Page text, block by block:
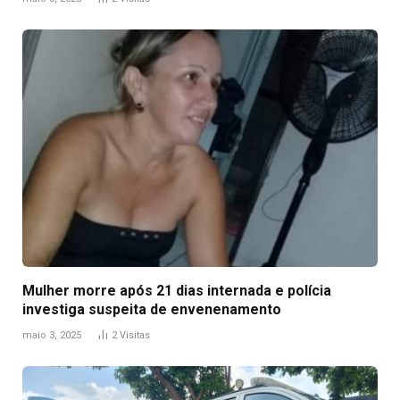
Mulher morre após 21 dias internada e polícia
investiga suspeita de envenenamento
maio 3, 2025 2Visitas